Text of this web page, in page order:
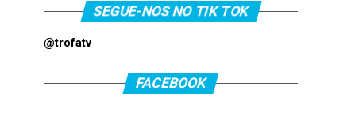
SEGUE-NOS NO TIK TOK
@trofatv
FACEBOOK